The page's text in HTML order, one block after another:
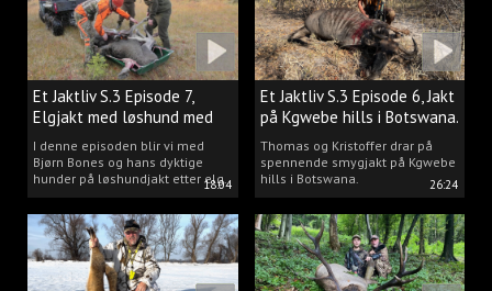
18:04
Et Jaktliv S.3 Episode 7,
Elgjakt med løshund med
Bjørn Bones.
I denne episoden blir vi med
Bjørn Bones og hans dyktige
hunder på løshundjakt etter elg.
26:24
Et Jaktliv S.3 Episode 6, Jakt
på Kgwebe hills i Botswana.
Thomas og Kristoffer drar på
spennende smygjakt på Kgwebe
hills i Botswana.